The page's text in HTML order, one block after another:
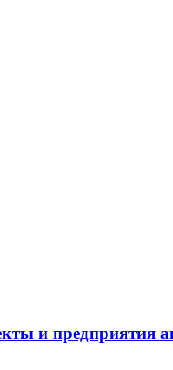
и предприятия